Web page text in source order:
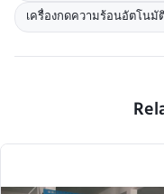
เครื่องกดความร้อนอัตโนมั